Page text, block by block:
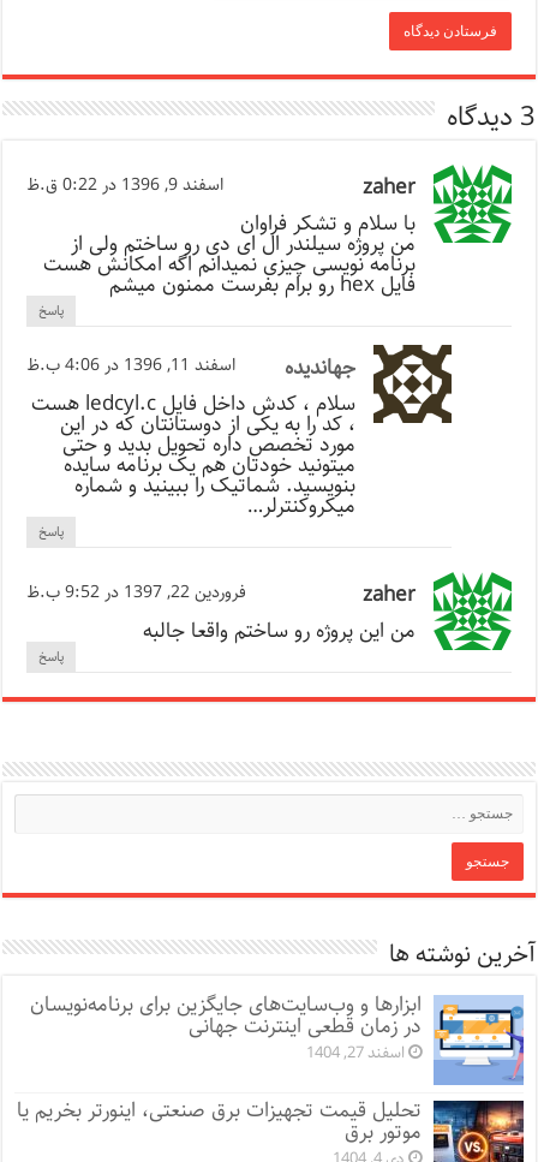
3 دیدگاه
zaher اسفند 9, 1396 در 0:22 ق.ظ
با سلام و تشکر فراوان
من پروژه سیلندر ال ای دی رو ساختم ولی از
برنامه نویسی چیزی نمیدانم اگه امکانش هست
فایل hex رو برام بفرست ممنون میشم
پاسخ
جهاندیده اسفند 11, 1396 در 4:06 ب.ظ
سلام ، کدش داخل فایل ledcyl.c هست
، کد را به یکی از دوستانتان که در این
مورد تخصص داره تحویل بدید و حتی
میتونید خودتان هم یک برنامه سایده
بنویسید. شماتیک را ببینید و شماره
میکروکنترلر…
پاسخ
zaher فروردین 22, 1397 در 9:52 ب.ظ
من این پروژه رو ساختم واقعا جالبه
پاسخ
آخرین نوشته ها
ابزارها و وب‌سایت‌های جایگزین برای برنامه‌نویسان
در زمان قطعی اینترنت جهانی
اسفند 27, 1404
تحلیل قیمت تجهیزات برق صنعتی، اینورتر بخریم یا
موتور برق